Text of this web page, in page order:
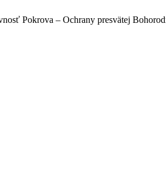
Pokrova – Ochrany presvätej